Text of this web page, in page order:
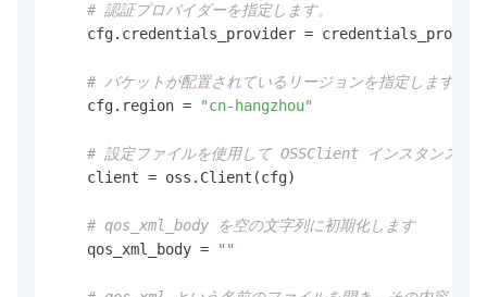
# 認証プロバイダーを指定します。
cfg.credentials_provider =
# バケットが配置されているリージョンを指定します
    cfg.region =
"cn-hangzhou"
# 設定ファイルを使用して OSSClient インスタンスを
    client = oss.Client(cfg)
# qos_xml_body を空の文字列に初期化します
    qos_xml_body =
""